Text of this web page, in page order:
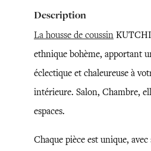
Description
La housse de coussin
ethnique bohème, apportant
éclectique et chaleureuse à
intérieure. Salon, Chambre,
espaces.
Chaque pièce est unique,